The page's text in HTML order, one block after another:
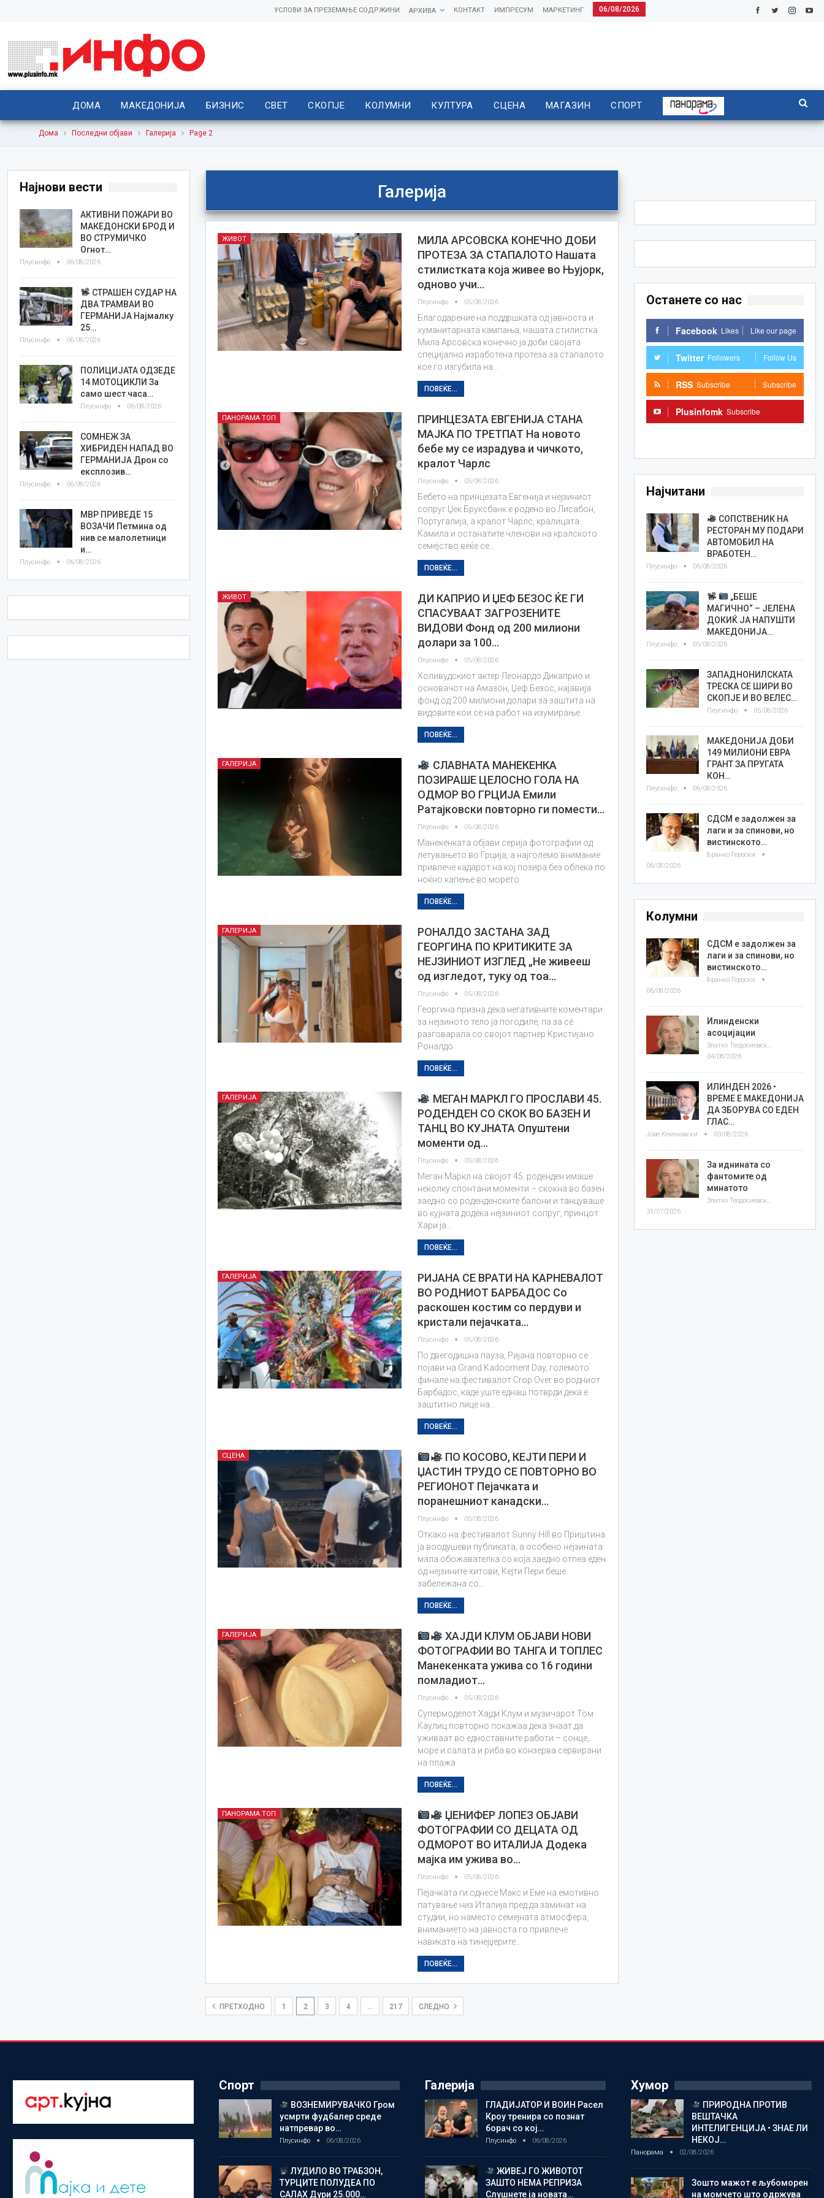
06/08/2026
МАРКЕТИНГ
ИМПРЕСУМ
КОНТАКТ
АРХИВА
УСЛОВИ ЗА ПРЕЗЕМАЊЕ СОДРЖИНИ
ДОМА МАКЕДОНИЈА БИЗНИС СВЕТ СКОПЈЕ КОЛУМНИ КУЛТУРА СЦЕНА МАГАЗИН СПОРТ
Дома Последни објави Галерија Page 2
Галерија
ЖИВОТ
МИЛА АРСОВСКА КОНЕЧНО ДОБИ
ПРОТЕЗА ЗА СТАПАЛОТО Нашата
стилистката која живее во Њујорк,
одново учи…
Плусинфо 05/08/2026
Благодарение на поддршката од јавноста и
хуманитарната кампања, нашата стилистка
Мила Арсовска конечно ја доби својата
специјално изработена протеза за стапалото
кое го изгубила на…
ПОВЕЌЕ...
ПАНОРАМА ТОП
ПРИНЦЕЗАТА ЕВГЕНИЈА СТАНА
МАЈКА ПО ТРЕТПАТ На новото
бебе му се израдува и чичкото,
кралот Чарлс
Плусинфо 05/08/2026
Бебето на принцезата Евгенија и нејзиниот
сопруг Џек Бруксбанк е родено во Лисабон,
Португалија, а кралот Чарлс, кралицата
Камила и останатите членови на кралското
семејство веќе се…
ПОВЕЌЕ...
ЖИВОТ
ДИ КАПРИО И ЏЕФ БЕЗОС ЌЕ ГИ
СПАСУВААТ ЗАГРОЗЕНИТЕ
ВИДОВИ Фонд од 200 милиони
долари за 100…
Плусинфо 05/08/2026
Холивудскиот актер Леонардо Дикаприо и
основачот на Амазон, Џеф Безос, најавија
фонд од 200 милиони долари за заштита на
видовите кои се на работ на изумирање.
ПОВЕЌЕ...
ГАЛЕРИЈА
СЛАВНАТА МАНЕКЕНКА
ПОЗИРАШЕ ЦЕЛОСНО ГОЛА НА
ОДМОР ВО ГРЦИЈА Емили
Ратајковски повторно ги помести…
Плусинфо 05/08/2026
Манекенката објави серија фотографии од
летувањето во Грција, а најголемо внимание
привлече кадарот на кој позира без облека по
ноќно капење во морето.
ПОВЕЌЕ...
ГАЛЕРИЈА
РОНАЛДО ЗАСТАНА ЗАД
ГЕОРГИНА ПО КРИТИКИТЕ ЗА
НЕЈЗИНИОТ ИЗГЛЕД „Не живееш
од изгледот, туку од тоа…
Плусинфо 05/08/2026
Георгина призна дека негативните коментари
за нејзиното тело ја погодиле, па за сè
разговарала со својот партнер Кристијано
Роналдо.
ПОВЕЌЕ...
ГАЛЕРИЈА
МЕГАН МАРКЛ ГО ПРОСЛАВИ 45.
РОДЕНДЕН СО СКОК ВО БАЗЕН И
ТАНЦ ВО КУЈНАТА Опуштени
моменти од…
Плусинфо 05/08/2026
Меган Маркл на својот 45. роденден имаше
неколку спонтани моменти – скокна во базен
заедно со роденденските балони и танцуваше
во кујната додека нејзиниот сопруг, принцот
Хари ја…
ПОВЕЌЕ...
ГАЛЕРИЈА
РИЈАНА СЕ ВРАТИ НА КАРНЕВАЛОТ
ВО РОДНИОТ БАРБАДОС Со
раскошен костим со пердуви и
кристали пејачката…
Плусинфо 05/08/2026
По двегодишна пауза, Ријана повторно се
појави на Grand Kadooment Day, големото
финале на фестивалот Crop Over во родниот
Барбадос, каде уште еднаш потврди дека е
заштитно лице на…
ПОВЕЌЕ...
СЦЕНА
ПО КОСОВО, КЕЈТИ ПЕРИ И
ЏАСТИН ТРУДО СЕ ПОВТОРНО ВО
РЕГИОНОТ Пејачката и
поранешниот канадски…
Плусинфо 05/08/2026
Откако на фестивалот Sunny Hill во Приштина
ја воодушеви публиката, а особено нејзината
мала обожавателка со која заедно отпеа еден
од нејзините хитови, Кејти Пери беше
забележана со…
ПОВЕЌЕ...
ГАЛЕРИЈА
ХАЈДИ КЛУМ ОБЈАВИ НОВИ
ФОТОГРАФИИ ВО ТАНГА И ТОПЛЕС
Манекенката ужива со 16 години
помладиот…
Плусинфо 05/08/2026
Супермоделот Хајди Клум и музичарот Том
Каулиц повторно покажаа дека знаат да
уживаат во едноставните работи – сонце,
море и салата и риба во конзерва сервирани
на плажа
ПОВЕЌЕ...
ПАНОРАМА ТОП
ЏЕНИФЕР ЛОПЕЗ ОБЈАВИ
ФОТОГРАФИИ СО ДЕЦАТА ОД
ОДМОРОТ ВО ИТАЛИЈА Додека
мајка им ужива во…
Плусинфо 05/08/2026
Пејачката ги однесе Макс и Еме на емотивно
патување низ Италија пред да заминат на
студии, но наместо семејната атмосфера,
вниманието на јавноста го привлече
навиката на тинејџерите…
ПОВЕЌЕ...
ПРЕТХОДНО 1 2 3 4 … 217 СЛЕДНО
Останете со нас
Facebook Likes Like our page
Twitter Followers Follow Us
RSS Subscribe Subscribe
Plusinfomk Subscribe
Најчитани
СОПСТВЕНИК НА
РЕСТОРАН МУ ПОДАРИ
АВТОМОБИЛ НА
ВРАБОТЕН…
Плусинфо 06/08/2026
„БЕШЕ
МАГИЧНО“ – ЈЕЛЕНА
ДОКИЌ ЈА НАПУШТИ
МАКЕДОНИЈА…
Плусинфо 05/08/2026
ЗАПАДНОНИЛСКАТА
ТРЕСКА СЕ ШИРИ ВО
СКОПЈЕ И ВО ВЕЛЕС…
Плусинфо 05/08/2026
МАКЕДОНИЈА ДОБИ
149 МИЛИОНИ ЕВРА
ГРАНТ ЗА ПРУГАТА
КОН…
Плусинфо 06/08/2026
СДСМ е задолжен за
лаги и за спинови, но
вистинското…
Бранко Героски
06/08/2026
Колумни
СДСМ е задолжен за
лаги и за спинови, но
вистинското…
Бранко Героски
06/08/2026
Илинденски
асоцијации
Златко Теодосиевски
04/08/2026
ИЛИНДЕН 2026 •
ВРЕМЕ Е МАКЕДОНИЈА
ДА ЗБОРУВА СО ЕДЕН
ГЛАС…
Јове Кекеновски 03/08/2026
За иднината со
фантомите од
минатото
Златко Теодосиевски
31/07/2026
Најнови вести
АКТИВНИ ПОЖАРИ ВО
МАКЕДОНСКИ БРОД И
ВО СТРУМИЧКО
Огнот…
Плусинфо 06/08/2026
СТРАШЕН СУДАР НА
ДВА ТРАМВАИ ВО
ГЕРМАНИЈА Најмалку
25…
Плусинфо 06/08/2026
ПОЛИЦИЈАТА ОДЗЕДЕ
14 МОТОЦИКЛИ За
само шест часа…
Плусинфо 06/08/2026
СОМНЕЖ ЗА
ХИБРИДЕН НАПАД ВО
ГЕРМАНИЈА Дрон со
експлозив…
Плусинфо 06/08/2026
МВР ПРИВЕДЕ 15
ВОЗАЧИ Петмина од
нив се малолетници
и…
Плусинфо 06/08/2026
Спорт
ВОЗНЕМИРУВАЧКО Гром
усмрти фудбалер среде
натпревар во…
Плусинфо 06/08/2026
ЛУДИЛО ВО ТРАБЗОН,
ТУРЦИТЕ ПОЛУДЕА ПО
САЛАХ Дури 25.000…
Галерија
ГЛАДИЈАТОР И ВОИН Расел
Кроу тренира со познат
борач со кој…
Плусинфо 06/08/2026
ЖИВЕЈ ГО ЖИВОТОТ
ЗАШТО НЕМА РЕПРИЗА
Слушнете ја новата…
Хумор
ПРИРОДНА ПРОТИВ
ВЕШТАЧКА
ИНТЕЛИГЕНЦИЈА • ЗНАЕ ЛИ
НЕКОЈ…
Панорама 02/08/2026
Зошто мажот е љубоморен
на момчето што одржува